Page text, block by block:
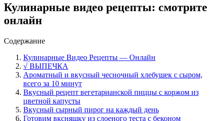
Кулинарные видео рецепты: смотрите
онлайн
Содержание
Кулинарные Видео Рецепты — Онлайн
√ ВЫПЕЧКА
Ароматный и вкусный чесночный хлебушек с сыром,
всего за 10 минут
Вкусный рецепт вегетарианской пиццы с коржом из
цветной капусты
Вкусный сырный пирог на каждый день
Готовим вксняшку из слоеного теста с беконом